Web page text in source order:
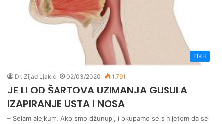
FIKH
Dr. Zijad Ljakić 02/03/2020 1.791
JE LI OD ŠARTOVA UZIMANJA GUSULA
IZAPIRANJE USTA I NOSA
– Selam alejkum. Ako smo džunupi, i okupamo se s nijetom da se